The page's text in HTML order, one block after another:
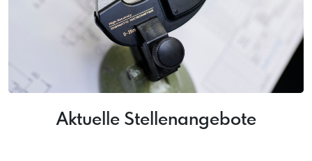
Aktuelle Stellenangebote